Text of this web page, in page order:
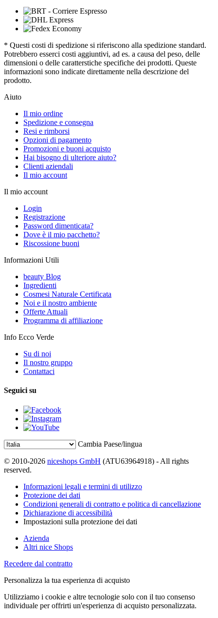
* Questi costi di spedizione si riferiscono alla spedizione standard.
Potrebbero esserci costi aggiuntivi, ad es. a causa del peso, delle
dimensioni o delle caratterstiche specifiche dei prodotti. Queste
informazioni sono indicate direttamente nella descrizione del
prodotto.
Aiuto
Il mio ordine
Spedizione e consegna
Resi e rimborsi
Opzioni di pagamento
Promozioni e buoni acquisto
Hai bisogno di ulteriore aiuto?
Clienti aziendali
Il mio account
Il mio account
Login
Registrazione
Password dimenticata?
Dove è il mio pacchetto?
Riscossione buoni
Informazioni Utili
beauty Blog
Ingredienti
Cosmesi Naturale Certificata
Noi e il nostro ambiente
Offerte Attuali
Programma di affiliazione
Info Ecco Verde
Su di noi
Il nostro gruppo
Contattaci
Seguici su
Cambia Paese/lingua
© 2010-2026 niceshops GmbH (ATU63964918) - All rights
reserved.
Informazioni legali e termini di utilizzo
Protezione dei dati
Condizioni generali di contratto e politica di cancellazione
Dichiarazione di accessibilità
Impostazioni sulla protezione dei dati
Azienda
Altri nice Shops
Recedere dal contratto
Personalizza la tua esperienza di acquisto
Utilizziamo i cookie e altre tecnologie solo con il tuo consenso
individuale per offrirti un'esperienza di acquisto personalizzata.